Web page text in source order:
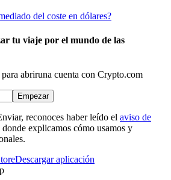
tu viaje por el mundo de las
abriruna cuenta con Crypto.com
Empezar
reconoces haber leído el aviso de
donde explicamos cómo usamos y
Descargar aplicación